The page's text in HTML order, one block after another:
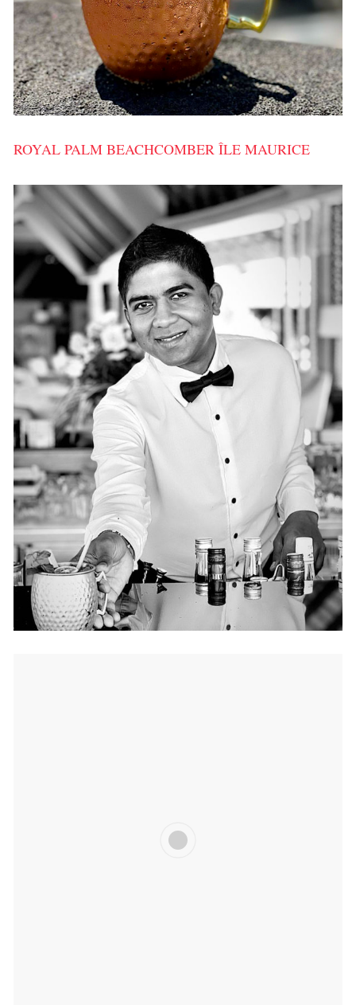
ROYAL PALM BEACHCOMBER ÎLE MAURICE